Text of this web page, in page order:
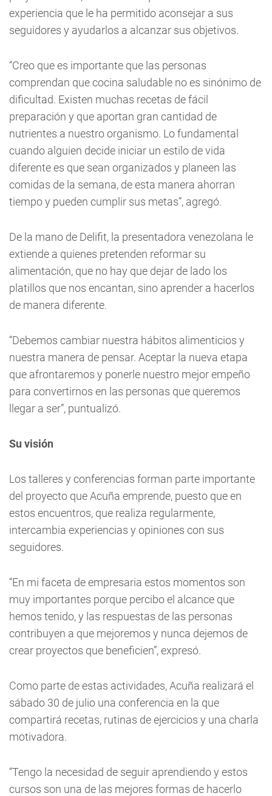
experiencia que le ha permitido aconsejar a sus
seguidores y ayudarlos a alcanzar sus objetivos.
“Creo que es importante que las personas
comprendan que cocina saludable no es sinónimo de
dificultad. Existen muchas recetas de fácil
preparación y que aportan gran cantidad de
nutrientes a nuestro organismo. Lo fundamental
cuando alguien decide iniciar un estilo de vida
diferente es que sean organizados y planeen las
comidas de la semana, de esta manera ahorran
tiempo y pueden cumplir sus metas”, agregó.
De la mano de Delifit, la presentadora venezolana le
extiende a quienes pretenden reformar su
alimentación, que no hay que dejar de lado los
platillos que nos encantan, sino aprender a hacerlos
de manera diferente.
“Debemos cambiar nuestra hábitos alimenticios y
nuestra manera de pensar. Aceptar la nueva etapa
que afrontaremos y ponerle nuestro mejor empeño
para convertirnos en las personas que queremos
llegar a ser”, puntualizó.
Su visión
Los talleres y conferencias forman parte importante
del proyecto que Acuña emprende, puesto que en
estos encuentros, que realiza regularmente,
intercambia experiencias y opiniones con sus
seguidores.
“En mi faceta de empresaria estos momentos son
muy importantes porque percibo el alcance que
hemos tenido, y las respuestas de las personas
contribuyen a que mejoremos y nunca dejemos de
crear proyectos que beneficien”, expresó.
Como parte de estas actividades, Acuña realizará el
sábado 30 de julio una conferencia en la que
compartirá recetas, rutinas de ejercicios y una charla
motivadora.
“Tengo la necesidad de seguir aprendiendo y estos
cursos son una de las mejores formas de hacerlo